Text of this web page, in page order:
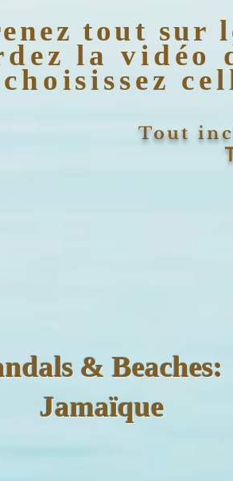
tout sur
la vidéo
choisissez
Tout
& Beaches:
Jamaïque